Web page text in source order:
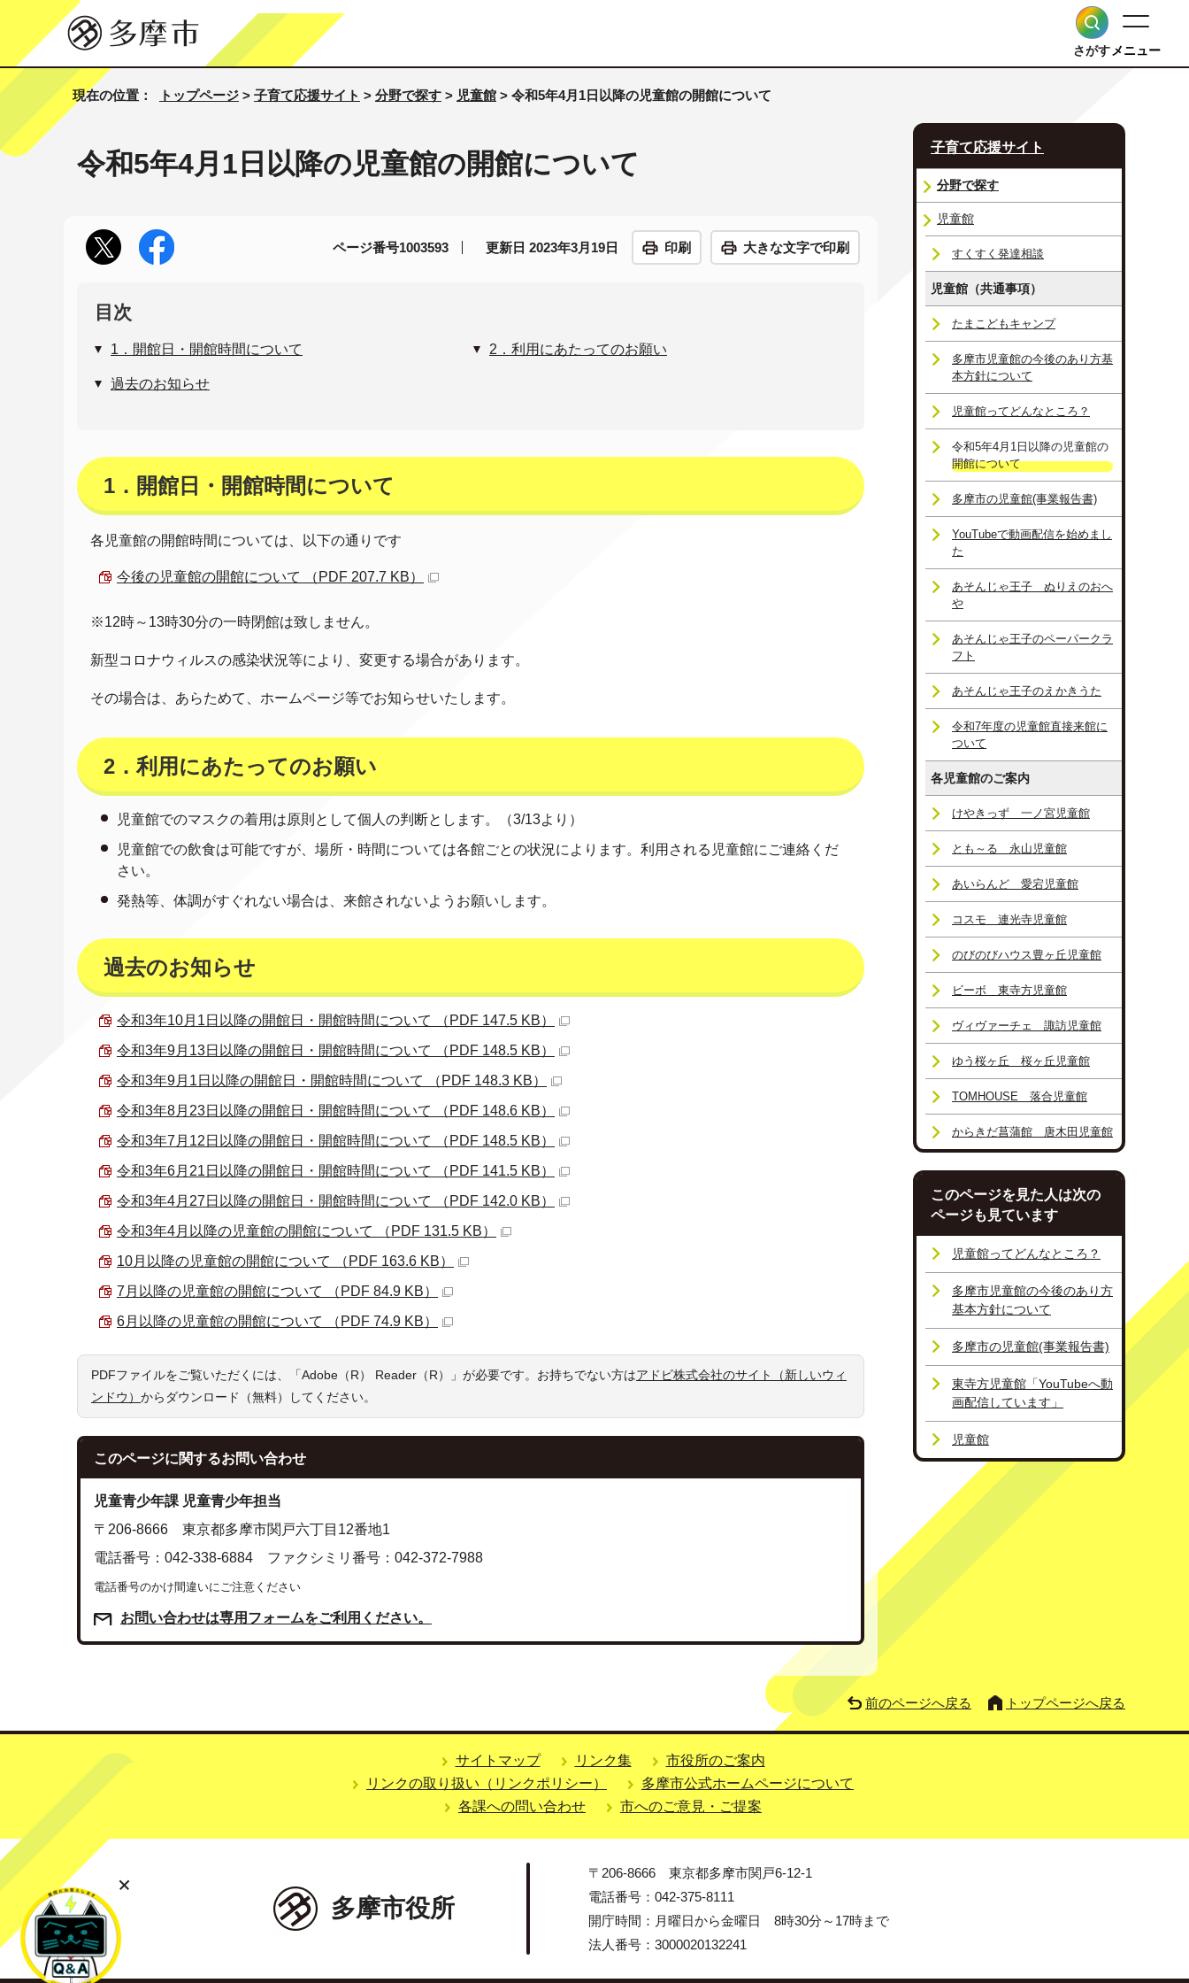
さがすメニュー
現在の位置： トップページ > 子育て応援サイト > 分野で探す > 児童館 > 令和5年4月1日以降の児童館の開館について
令和5年4月1日以降の児童館の開館について
ページ番号1003593 更新日 2023年3月19日 印刷 大きな文字で印刷
目次
1．開館日・開館時間について 2．利用にあたってのお願い
過去のお知らせ
1．開館日・開館時間について
各児童館の開館時間については、以下の通りです
今後の児童館の開館について （PDF 207.7 KB）
※12時～13時30分の一時閉館は致しません。
新型コロナウィルスの感染状況等により、変更する場合があります。
その場合は、あらためて、ホームページ等でお知らせいたします。
2．利用にあたってのお願い
児童館でのマスクの着用は原則として個人の判断とします。（3/13より）
児童館での飲食は可能ですが、場所・時間については各館ごとの状況によります。利用される児童館にご連絡くだ
さい。
発熱等、体調がすぐれない場合は、来館されないようお願いします。
過去のお知らせ
令和3年10月1日以降の開館日・開館時間について （PDF 147.5 KB）
令和3年9月13日以降の開館日・開館時間について （PDF 148.5 KB）
令和3年9月1日以降の開館日・開館時間について （PDF 148.3 KB）
令和3年8月23日以降の開館日・開館時間について （PDF 148.6 KB）
令和3年7月12日以降の開館日・開館時間について （PDF 148.5 KB）
令和3年6月21日以降の開館日・開館時間について （PDF 141.5 KB）
令和3年4月27日以降の開館日・開館時間について （PDF 142.0 KB）
令和3年4月以降の児童館の開館について （PDF 131.5 KB）
10月以降の児童館の開館について （PDF 163.6 KB）
7月以降の児童館の開館について （PDF 84.9 KB）
6月以降の児童館の開館について （PDF 74.9 KB）
PDFファイルをご覧いただくには、「Adobe（R） Reader（R）」が必要です。お持ちでない方はアドビ株式会社のサイト（新しいウィ
ンドウ） からダウンロード（無料）してください。
このページに関するお問い合わせ
児童青少年課 児童青少年担当
〒206-8666 東京都多摩市関戸六丁目12番地1
電話番号：042-338-6884 ファクシミリ番号：042-372-7988
電話番号のかけ間違いにご注意ください
お問い合わせは専用フォームをご利用ください。
子育て応援サイト
分野で探す
児童館
すくすく発達相談
児童館（共通事項）
たまこどもキャンプ
多摩市児童館の今後のあり方基
本方針について
児童館ってどんなところ？
令和5年4月1日以降の児童館の
開館について
多摩市の児童館(事業報告書)
YouTubeで動画配信を始めまし
た
あそんじゃ王子 ぬりえのおへ
や
あそんじゃ王子のペーパークラ
フト
あそんじゃ王子のえかきうた
令和7年度の児童館直接来館に
ついて
各児童館のご案内
けやきっず 一ノ宮児童館
とも～る 永山児童館
あいらんど 愛宕児童館
コスモ 連光寺児童館
のびのびハウス豊ヶ丘児童館
ビーボ 東寺方児童館
ヴィヴァーチェ 諏訪児童館
ゆう桜ヶ丘 桜ヶ丘児童館
TOMHOUSE 落合児童館
からきだ菖蒲館 唐木田児童館
このページを見た人は次の
ページも見ています
児童館ってどんなところ？
多摩市児童館の今後のあり方
基本方針について
多摩市の児童館(事業報告書)
東寺方児童館「YouTubeへ動
画配信しています」
児童館
前のページへ戻る トップページへ戻る
サイトマップ リンク集
市役所のご案内
リンクの取り扱い（リンクポリシー）
多摩市公式ホームページについて
各課への問い合わせ
市へのご意見・ご提案
多摩市役所
〒206-8666 東京都多摩市関戸6-12-1
電話番号：042-375-8111
開庁時間：月曜日から金曜日 8時30分～17時まで
法人番号：3000020132241